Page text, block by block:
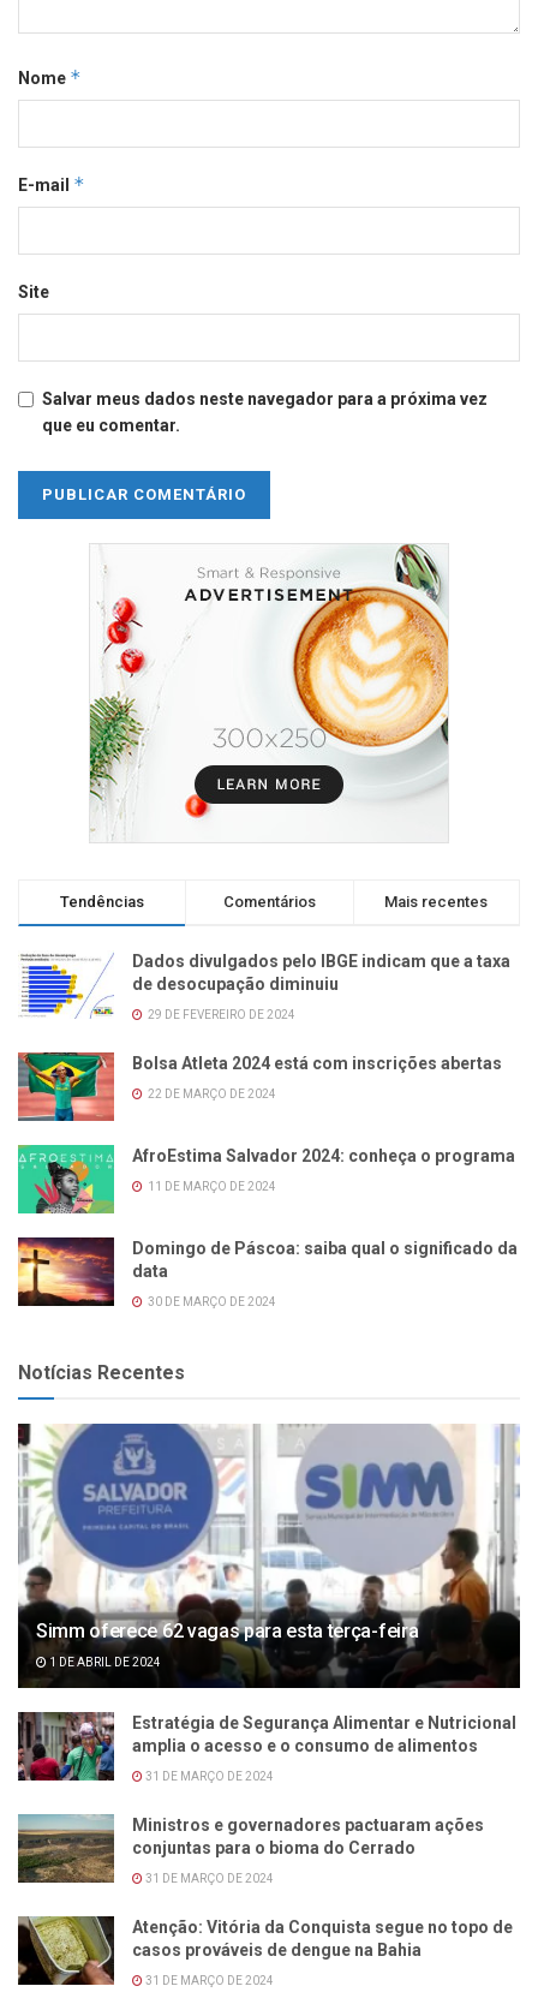
Nome *
E-mail *
Site
Salvar meus dados neste navegador para a próxima vez
que eu comentar.
Tendências Comentários Mais recentes
Dados divulgados pelo IBGE indicam que a taxa
de desocupação diminuiu
29 DE FEVEREIRO DE 2024
Bolsa Atleta 2024 está com inscrições abertas
22 DE MARÇO DE 2024
AfroEstima Salvador 2024: conheça o programa
11 DE MARÇO DE 2024
Domingo de Páscoa: saiba qual o significado da
data
30 DE MARÇO DE 2024
Notícias Recentes
Simm oferece 62 vagas para esta terça-feira
1 DE ABRIL DE 2024
Estratégia de Segurança Alimentar e Nutricional
amplia o acesso e o consumo de alimentos
31 DE MARÇO DE 2024
Ministros e governadores pactuaram ações
conjuntas para o bioma do Cerrado
31 DE MARÇO DE 2024
Atenção: Vitória da Conquista segue no topo de
casos prováveis de dengue na Bahia
31 DE MARÇO DE 2024